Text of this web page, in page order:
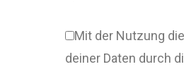
Mit der Nutzung
deiner Daten durch